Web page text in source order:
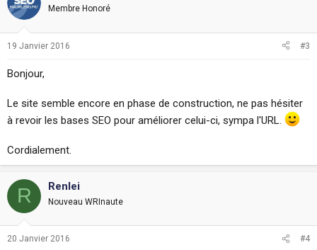
Membre Honoré
19 Janvier 2016 #3
Bonjour,
Le site semble encore en phase de construction, ne pas hésiter
à revoir les bases SEO pour améliorer celui-ci, sympa l'URL.
Cordialement.
R Renlei
Nouveau WRInaute
20 Janvier 2016 #4